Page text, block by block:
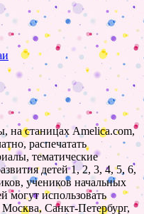
на станицах Amelica.com,
распечатать
тематические
детей 1, 2, 3, 4, 5, 6,
учеников начальных
могут использовать
Санкт-Петербург,